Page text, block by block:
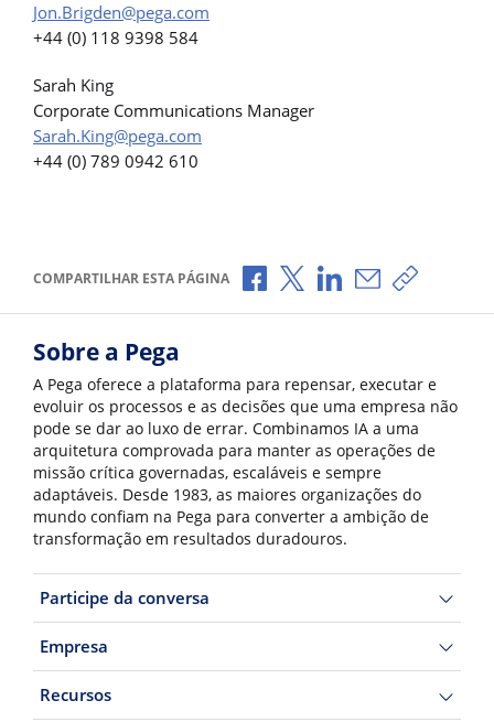
Jon.Brigden@pega.com
+44 (0) 118 9398 584
Sarah King
Corporate Communications Manager
Sarah.King@pega.com
+44 (0) 789 0942 610
COMPARTILHAR ESTA PÁGINA Compartilhar no Facebook
Compartilhar no X
Compartilhar no
Compartilhar
Copiar
Sobre a Pega
A Pega oferece a plataforma para repensar, executar e
evoluir os processos e as decisões que uma empresa não
pode se dar ao luxo de errar. Combinamos IA a uma
arquitetura comprovada para manter as operações de
missão crítica governadas, escaláveis e sempre
adaptáveis. Desde 1983, as maiores organizações do
mundo confiam na Pega para converter a ambição de
transformação em resultados duradouros.
Participe da conversa
Empresa
Recursos